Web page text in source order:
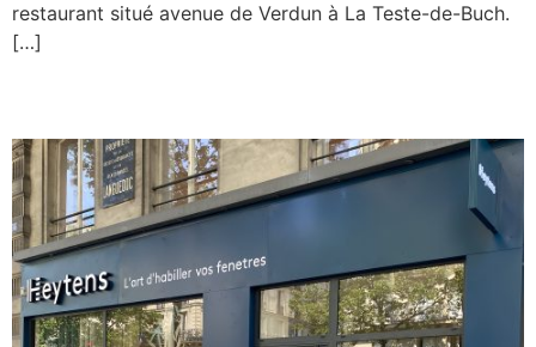
restaurant situé avenue de Verdun à La Teste-de-Buch.
[…]